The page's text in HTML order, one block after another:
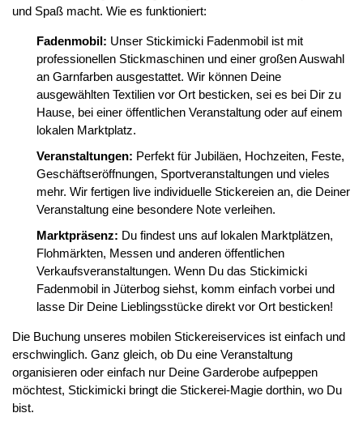
und Spaß macht. Wie es funktioniert:
Fadenmobil: Unser Stickimicki Fadenmobil ist mit
professionellen Stickmaschinen und einer großen Auswahl
an Garnfarben ausgestattet. Wir können Deine
ausgewählten Textilien vor Ort besticken, sei es bei Dir zu
Hause, bei einer öffentlichen Veranstaltung oder auf einem
lokalen Marktplatz.
Veranstaltungen: Perfekt für Jubiläen, Hochzeiten, Feste,
Geschäftseröffnungen, Sportveranstaltungen und vieles
mehr. Wir fertigen live individuelle Stickereien an, die Deiner
Veranstaltung eine besondere Note verleihen.
Marktpräsenz: Du findest uns auf lokalen Marktplätzen,
Flohmärkten, Messen und anderen öffentlichen
Verkaufsveranstaltungen. Wenn Du das Stickimicki
Fadenmobil in Jüterbog siehst, komm einfach vorbei und
lasse Dir Deine Lieblingsstücke direkt vor Ort besticken!
Die Buchung unseres mobilen Stickereiservices ist einfach und
erschwinglich. Ganz gleich, ob Du eine Veranstaltung
organisieren oder einfach nur Deine Garderobe aufpeppen
möchtest, Stickimicki bringt die Stickerei-Magie dorthin, wo Du
bist.